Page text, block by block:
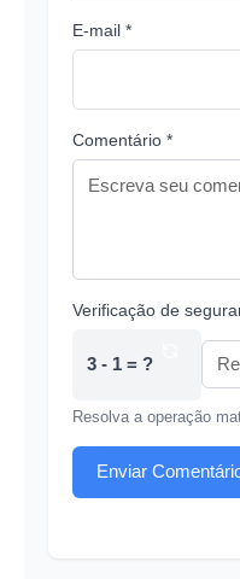
E-mail *
Comentário *
Verificação de
3 - 1 = ?
Resolva a operação
Enviar